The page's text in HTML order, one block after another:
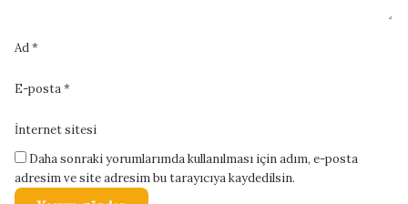
Ad*
E-posta*
İnternet sitesi
Daha sonraki yorumlarımda kullanılması için adım, e-posta
adresim ve site adresim bu tarayıcıya kaydedilsin.